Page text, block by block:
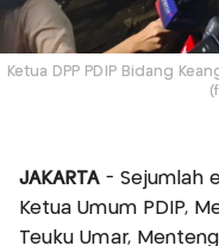
Ketua DPP PDIP Bidang
JAKARTA- Sejumlah
Ketua Umum PDIP,
Teuku Umar,